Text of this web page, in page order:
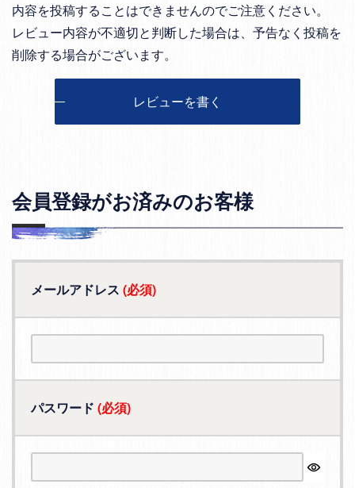
内容を投稿することはできませんのでご注意ください。
レビュー内容が不適切と判断した場合は、予告なく投稿を
削除する場合がございます。
レビューを書く
会員登録がお済みのお客様
メールアドレス (必須)
パスワード (必須)